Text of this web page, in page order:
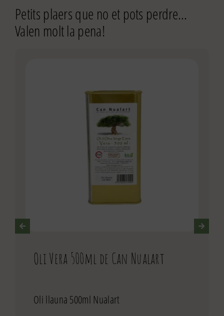
Petits plaers que no et pots perdre…
Valen molt la pena!
Oli Vera 500ml de Can Nualart
Oli llauna 500ml Nualart